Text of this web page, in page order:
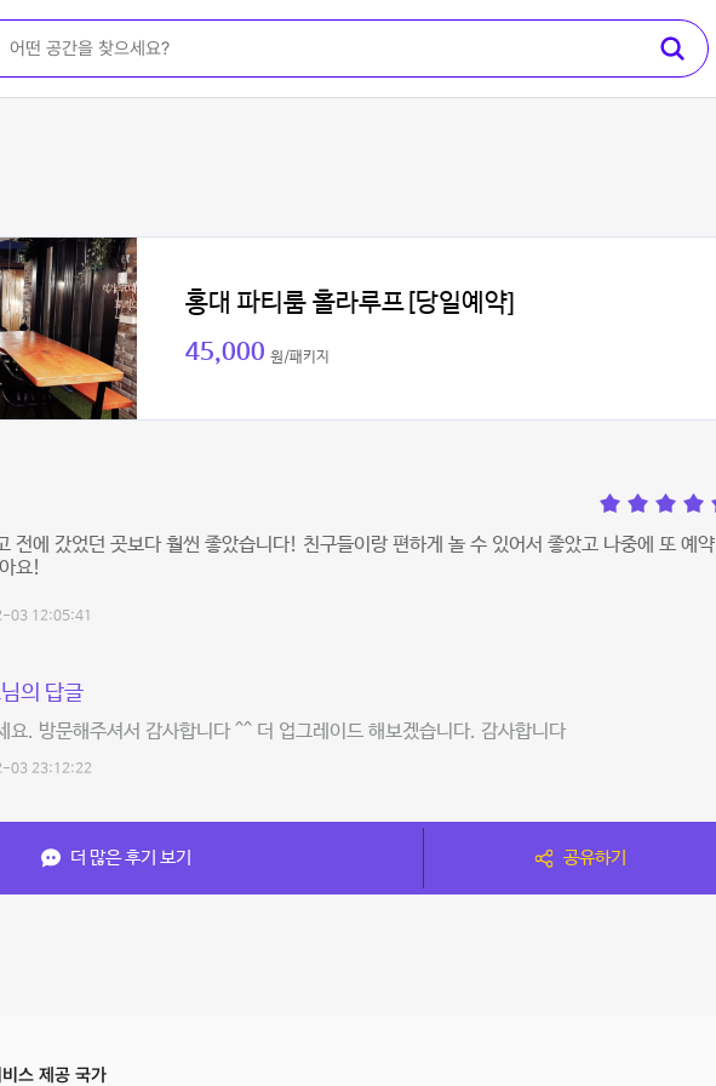
홍대 파티룸 홀라루프[당일예약]
45,000 원/패키지
전에 갔었던 곳보다 훨씬 좋았습니다! 친구들이랑 편하게 놀 수 있어서 좋았고 나중에 또 예약
요!
03 12:05:41
의 답글
요. 방문해주셔서 감사합니다 ^^ 더 업그레이드 해보겠습니다. 감사합니다
03 23:12:22
더 많은 후기 보기 공유하기
스 제공 국가